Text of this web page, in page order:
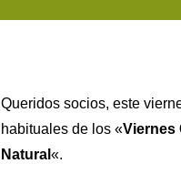
Queridos socios, este
habituales de los «Viernes
Natural «.